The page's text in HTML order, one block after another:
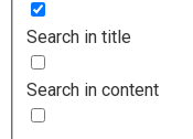
Search in title
Search in content